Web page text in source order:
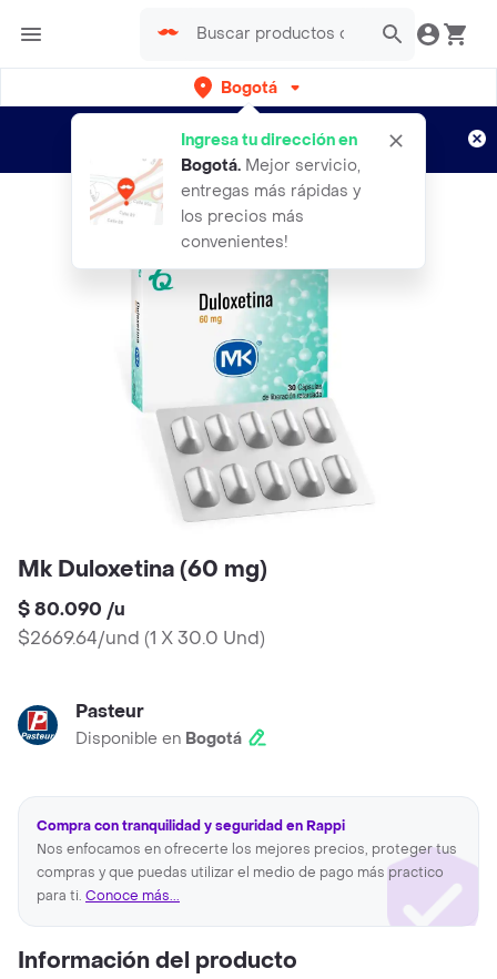
Bogotá
Ingresa tu dirección en
Bogotá. Mejor servicio,
entregas más rápidas y
los precios más
convenientes!
envíos gratis por semanas
Aplican TyC
Mk Duloxetina (60 mg)
$ 80.090 /u
$2669.64/und (1 X 30.0 Und)
Pasteur
Disponible en Bogotá
Compra con tranquilidad y seguridad en Rappi
Nos enfocamos en ofrecerte los mejores precios, proteger tus
compras y que puedas utilizar el medio de pago más practico
para ti. Conoce más...
Información del producto